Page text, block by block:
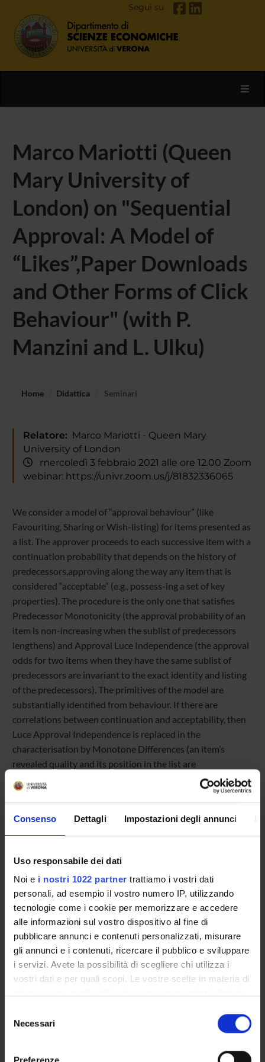
Consenso Dettagli Impostazioni degli annunci
Uso responsabile dei dati
Noi e i nostri 1022 partner trattiamo i vostri dati
personali, ad esempio il vostro numero IP, utilizzando
tecnologie come i cookie per memorizzare e accedere
alle informazioni sul vostro dispositivo al fine di
pubblicare annunci e contenuti personalizzati, misurare
gli annunci e i contenuti, ricercare il pubblico e sviluppare
i servizi. Avete la possibilità di scegliere chi utilizza i
vostri dati e per quali scopi. Le vostre scelte in materia di
modificare o revocare il proprio consenso in qualsiasi
momento dalla Dichiarazione sui cookie o facendo clic
delNecessari
Preferenze
Segui su
Marco Mariotti (Queen
Mary University of
London) on "Sequential
Approval: A Model of
“Likes”,Paper Downloads
and Other Forms of Click
Behaviour" (with P.
Manzini and L. Ulku)
Home Didattica Seminari
Relatore: Marco Mariotti - Queen Mary
University of London
mercoledì 3 febbraio 2021 alle ore 12.00 Zoom
webinar: https://univr.zoom.us/j/81832336065
We consider a model of “approval behaviour” (like
Favouriting, Sharing or Wish-listing) for items presented as
a list. The approver proceeds to each successive item with a
continuation probability that depends on the history of
predecessors,approving along the way any item that is
considered “acceptable” (e.g., possess-ing a set of key
properties). The procedure is the only one that satisfies
Predecessor Monotonicity (the approval probability of an
item is non-increasing when thesublist of predecessors
lengthens) and Approval Luce Independence (the approval
odds for two items when they have the same sublist of
predecessors are invariant to the exact identity and listing
of the predecessors). The primitives of the model are
substantially identified from behaviour. If there are
correlations between continuation and acceptability, then
Luce Approval Independence is replaced in the
characterisation by Monotone Differences (an item’s
revealed quality and its position in the list are
complementary in the production of approval). Finally, we
explore the notion of “list design”.
Roberto Ricciuti
Referente esterno
Data pubblicazione
19 novembre 2020
OFFERTA FORMATIVA
DOTTORATI, MASTER E FORMAZIONE SUPERIORE